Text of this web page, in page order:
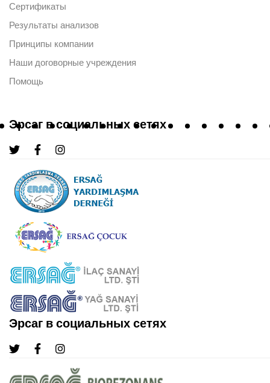
Сертификаты
Результаты анализов
Принципы компании
Наши договорные учреждения
Помощь
Эрсаг в социальных сетях
Эрсаг в социальных сетях